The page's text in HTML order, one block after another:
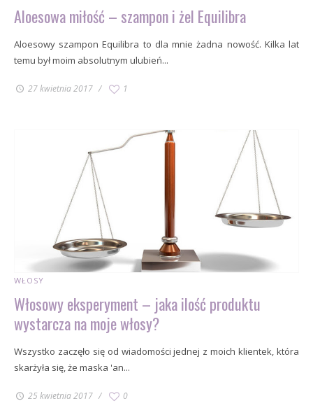
Aloesowa miłość – szampon i żel Equilibra
Aloesowy szampon Equilibra to dla mnie żadna nowość. Kilka lat
temu był moim absolutnym ulubień...
27 kwietnia 2017 1
WŁOSY
Włosowy eksperyment – jaka ilość produktu
wystarcza na moje włosy?
Wszystko zaczęło się od wiadomości jednej z moich klientek, która
skarżyła się, że maska 'an...
25 kwietnia 2017 0